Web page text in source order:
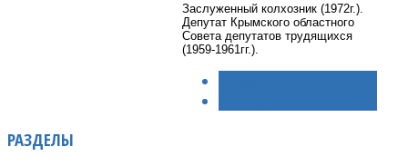
Заслуженный колхозник (1972г.).
Депутат Крымского областного
Совета депутатов трудящихся
(1959-1961гг.).
РАЗДЕЛЫ